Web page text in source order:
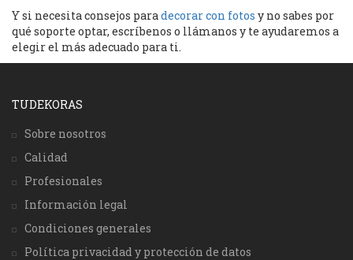
Y si necesita consejos paradecorar con fotos y no sabes por
qué soporte optar, escríbenos o llámanos y te ayudaremos a
elegir el más adecuado para ti.
TUDEKORAS
Sobre nosotros
Calidad
Profesionales
Información legal
Condiciones generales
Política privacidad y protección de datos